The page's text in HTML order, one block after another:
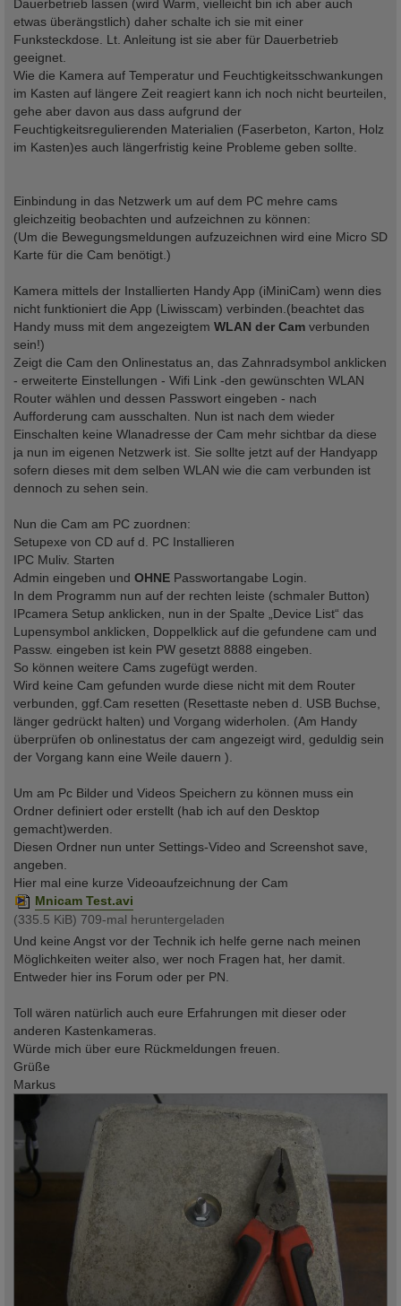
Dauerbetrieb lassen (wird Warm, vielleicht bin ich aber auch
etwas überängstlich) daher schalte ich sie mit einer
Funksteckdose. Lt. Anleitung ist sie aber für Dauerbetrieb
geeignet.
Wie die Kamera auf Temperatur und Feuchtigkeitsschwankungen
im Kasten auf längere Zeit reagiert kann ich noch nicht beurteilen,
gehe aber davon aus dass aufgrund der
Feuchtigkeitsregulierenden Materialien (Faserbeton, Karton, Holz
im Kasten)es auch längerfristig keine Probleme geben sollte.
Einbindung in das Netzwerk um auf dem PC mehre cams
gleichzeitig beobachten und aufzeichnen zu können:
(Um die Bewegungsmeldungen aufzuzeichnen wird eine Micro SD
Karte für die Cam benötigt.)
Kamera mittels der Installierten Handy App (iMiniCam) wenn dies
nicht funktioniert die App (Liwisscam) verbinden.(beachtet das
Handy muss mit dem angezeigtem WLAN der Cam verbunden
sein!)
Zeigt die Cam den Onlinestatus an, das Zahnradsymbol anklicken
- erweiterte Einstellungen - Wifi Link -den gewünschten WLAN
Router wählen und dessen Passwort eingeben - nach
Aufforderung cam ausschalten. Nun ist nach dem wieder
Einschalten keine Wlanadresse der Cam mehr sichtbar da diese
ja nun im eigenen Netzwerk ist. Sie sollte jetzt auf der Handyapp
sofern dieses mit dem selben WLAN wie die cam verbunden ist
dennoch zu sehen sein.
Nun die Cam am PC zuordnen:
Setupexe von CD auf d. PC Installieren
IPC Muliv. Starten
Admin eingeben und OHNE Passwortangabe Login.
In dem Programm nun auf der rechten leiste (schmaler Button)
IPcamera Setup anklicken, nun in der Spalte „Device List“ das
Lupensymbol anklicken, Doppelklick auf die gefundene cam und
Passw. eingeben ist kein PW gesetzt 8888 eingeben.
So können weitere Cams zugefügt werden.
Wird keine Cam gefunden wurde diese nicht mit dem Router
verbunden, ggf.Cam resetten (Resettaste neben d. USB Buchse,
länger gedrückt halten) und Vorgang widerholen. (Am Handy
überprüfen ob onlinestatus der cam angezeigt wird, geduldig sein
der Vorgang kann eine Weile dauern ).
Um am Pc Bilder und Videos Speichern zu können muss ein
Ordner definiert oder erstellt (hab ich auf den Desktop
gemacht)werden.
Diesen Ordner nun unter Settings-Video and Screenshot save,
angeben.
Hier mal eine kurze Videoaufzeichnung der Cam
Mnicam Test.avi
(335.5 KiB) 709-mal heruntergeladen
Und keine Angst vor der Technik ich helfe gerne nach meinen
Möglichkeiten weiter also, wer noch Fragen hat, her damit.
Entweder hier ins Forum oder per PN.
Toll wären natürlich auch eure Erfahrungen mit dieser oder
anderen Kastenkameras.
Würde mich über eure Rückmeldungen freuen.
Grüße
Markus